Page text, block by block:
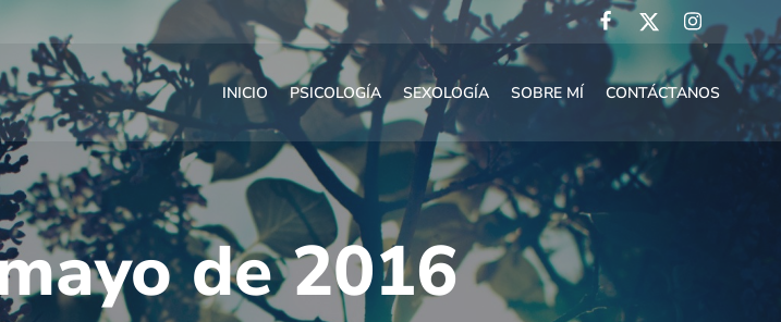
INICIO PSICOLOGÍA SEXOLOGÍA SOBRE MÍ CONTÁCTANOS
de 2016